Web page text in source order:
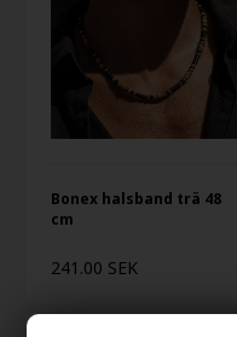
Bonex halsband trä 48
cm
241.00 SEK